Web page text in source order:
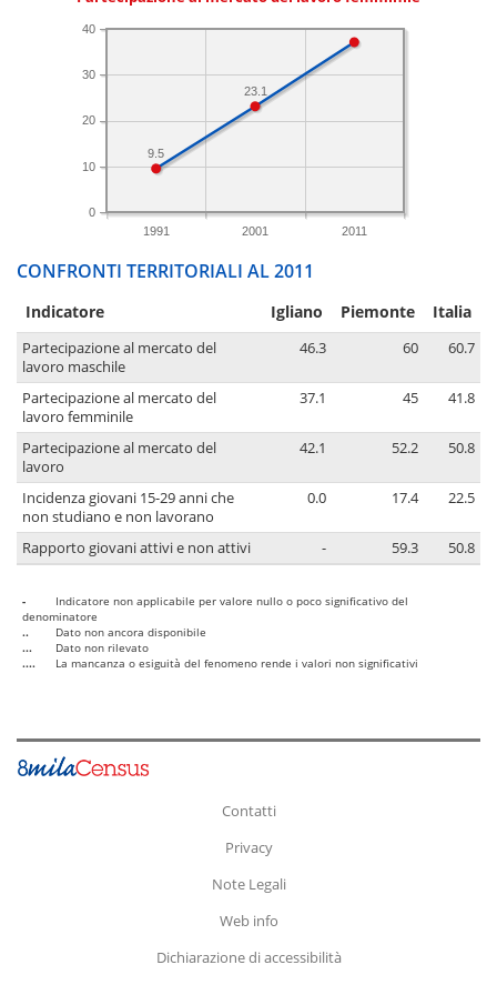
1991 2001 2011
0
10
20
30
40
23.1
9.5
CONFRONTI TERRITORIALI AL 2011
Indicatore Igliano Piemonte Italia
Partecipazione al mercato del
lavoro maschile
46.3 60 60.7
Partecipazione al mercato del
lavoro femminile
37.1 45 41.8
Partecipazione al mercato del
lavoro
42.1 52.2 50.8
Incidenza giovani 15-29 anni che
non studiano e non lavorano
0.0 17.4 22.5
Rapporto giovani attivi e non attivi - 59.3 50.8
-
Indicatore non applicabile per valore nullo o poco significativo del
denominatore
..
Dato non ancora disponibile
...
Dato non rilevato
....
La mancanza o esiguità del fenomeno rende i valori non significativi
Contatti
Privacy
Note Legali
Web info
Dichiarazione di accessibilità